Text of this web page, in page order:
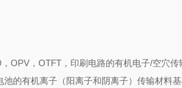
，OPV ，OTFT ，印刷电路的有机电子/空穴传
池的有机离子（阳离子和阴离子）传输材料